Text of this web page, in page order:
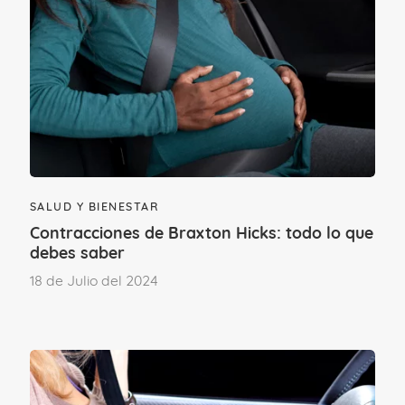
¿Te ha gustado este contenido?
SALUD Y BIENESTAR
Contracciones de Braxton Hicks: todo lo que
debes saber
18 de Julio del 2024